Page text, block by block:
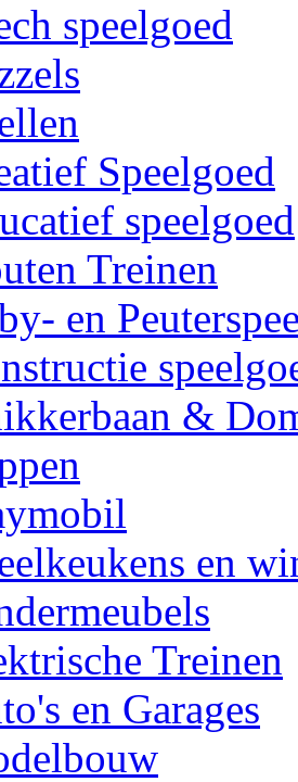
speelgoed
Speelgoed
speelgoed
Treinen
en
&
en
Treinen
en Garages